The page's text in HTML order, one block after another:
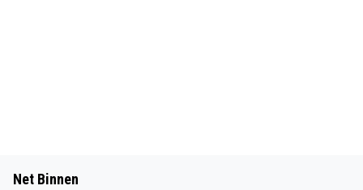
Net Binnen